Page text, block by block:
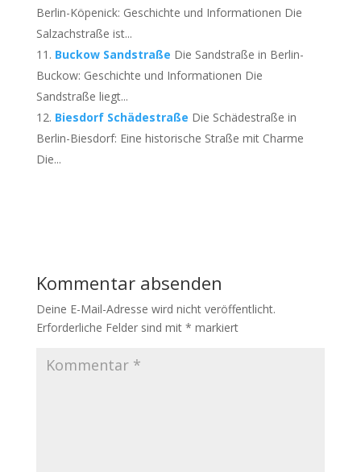
Berlin-Köpenick: Geschichte und Informationen Die
Salzachstraße ist...
Buckow Sandstraße Die Sandstraße in Berlin-
Buckow: Geschichte und Informationen Die
Sandstraße liegt...
Biesdorf Schädestraße Die Schädestraße in
Berlin-Biesdorf: Eine historische Straße mit Charme
Die...
Kommentar absenden
Deine E-Mail-Adresse wird nicht veröffentlicht.
Erforderliche Felder sind mit * markiert